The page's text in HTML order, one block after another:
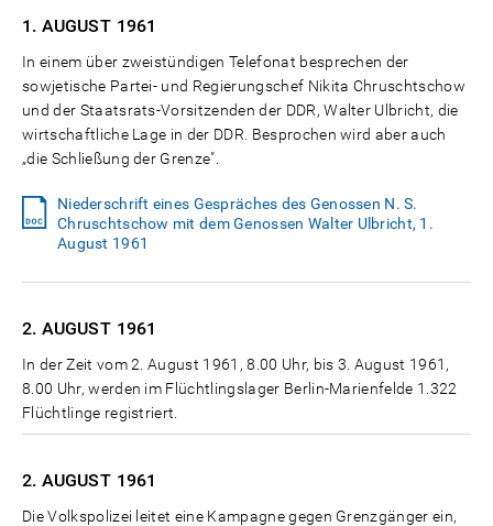
1. AUGUST 1961
In einem über zweistündigen Telefonat besprechen der
sowjetische Partei- und Regierungschef Nikita Chruschtschow
und der Staatsrats-Vorsitzenden der DDR, Walter Ulbricht, die
wirtschaftliche Lage in der DDR. Besprochen wird aber auch
„die Schließung der Grenze".
Niederschrift eines Gespräches des Genossen N. S.
Chruschtschow mit dem Genossen Walter Ulbricht, 1.
August 1961
2. AUGUST 1961
In der Zeit vom 2. August 1961, 8.00 Uhr, bis 3. August 1961,
8.00 Uhr, werden im Flüchtlingslager Berlin-Marienfelde 1.322
Flüchtlinge registriert.
2. AUGUST 1961
Die Volkspolizei leitet eine Kampagne gegen Grenzgänger ein,